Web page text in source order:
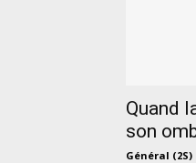
Quand
son
Général (2S)